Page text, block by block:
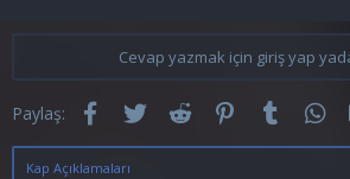
Cevap yazmak için giriş yap
Paylaş: Facebook
TwitterReddit PinterestTumblr
Kap Açıklamaları